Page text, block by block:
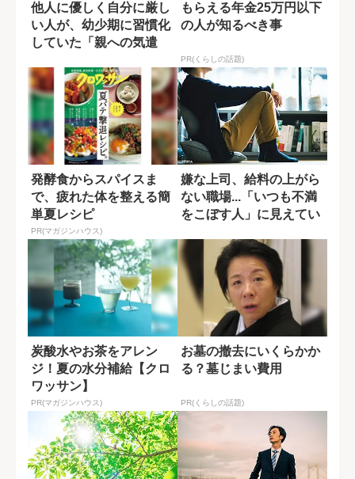
他人に優しく自分に厳し
い人が、幼少期に習慣化
していた「親への気遣
もらえる年金25万円以下
の人が知るべき事
PR(くらしの話題)
発酵食からスパイスま
で、疲れた体を整える簡
単夏レシピ
PR(マガジンハウス)
嫌な上司、給料の上がら
ない職場...「いつも不満
をこぼす人」に見えてい
炭酸水やお茶をアレン
ジ！夏の水分補給【クロ
ワッサン】
PR(マガジンハウス)
お墓の撤去にいくらかか
る？墓じまい費用
PR(くらしの話題)